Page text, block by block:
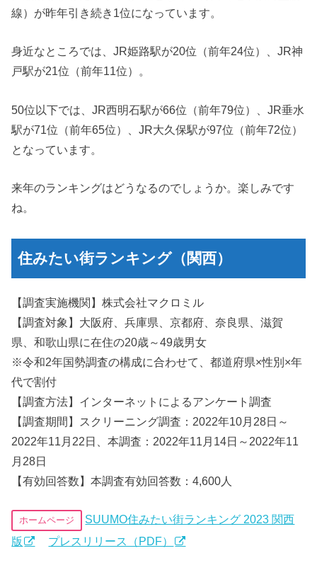
線）が昨年引き続き1位になっています。
身近なところでは、JR姫路駅が20位（前年24位）、JR神
戸駅が21位（前年11位）。
50位以下では、JR西明石駅が66位（前年79位）、JR垂水
駅が71位（前年65位）、JR大久保駅が97位（前年72位）
となっています。
来年のランキングはどうなるのでしょうか。楽しみです
ね。
住みたい街ランキング（関西）
【調査実施機関】株式会社マクロミル
【調査対象】大阪府、兵庫県、京都府、奈良県、滋賀
県、和歌山県に在住の20歳～49歳男女
※令和2年国勢調査の構成に合わせて、都道府県×性別×年
代で割付
【調査方法】インターネットによるアンケート調査
【調査期間】スクリーニング調査：2022年10月28日～
2022年11月22日、本調査：2022年11月14日～2022年11
月28日
【有効回答数】本調査有効回答数：4,600人
ホームページ
SUUMO住みたい街ランキング 2023 関西
版
プレスリリース（PDF）